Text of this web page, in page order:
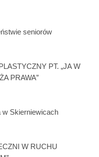
seniorów
PT. „JA W
PRAWA”
w Skierniewicach
W RUCHU